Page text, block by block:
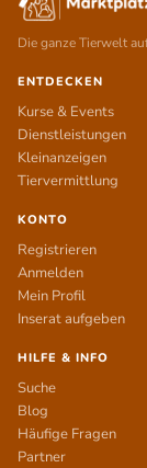
Die ganze Tierwelt
ENTDECKEN
Kurse & Events
Dienstleistungen
Kleinanzeigen
Tiervermittlung
KONTO
Registrieren
Anmelden
Mein Profil
Inserat aufgeben
HILFE & INFO
Suche
Blog
Häufige Fragen
Partner